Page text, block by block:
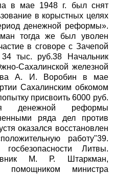
в мае 1948 г. был снят
в корыстных целях
денежной реформы».
тогда же был уволен
в сговоре с Зачепой
тыс. руб.38 Начальник
Сахалинской железной
А. И. Воробин в мае
Сахалинским обкомом
присвоить 6000 руб.
денежной реформы
ряда дел против
оказался восстановлен
работу"39.
Литвы.
М. Р. Штаркман,
министра